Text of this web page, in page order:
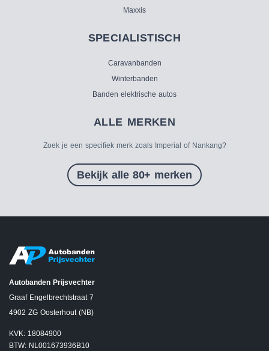
Maxxis
SPECIALISTISCH
Caravanbanden
Winterbanden
Banden elektrische autos
ALLE MERKEN
Zoek je een specifiek merk zoals Imperial of Nankang?
Bekijk alle 80+ merken
Autobanden Prijsvechter
Graaf Engelbrechtstraat 7
4902 ZG Oosterhout (NB)
KVK: 18084900
BTW: NL001673936B10